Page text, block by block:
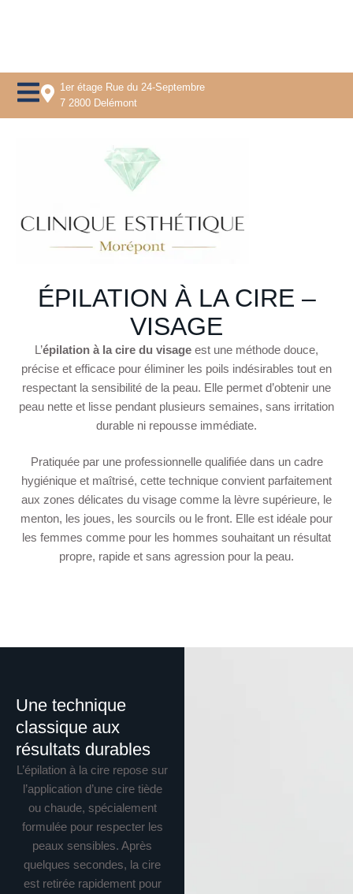
1er étage Rue du 24-Septembre
7 2800 Delémont
ÉPILATION À LA CIRE –
VISAGE
L’épilation à la cire du visage est une méthode douce,
précise et efficace pour éliminer les poils indésirables tout en
respectant la sensibilité de la peau. Elle permet d’obtenir une
peau nette et lisse pendant plusieurs semaines, sans irritation
durable ni repousse immédiate.
Pratiquée par une professionnelle qualifiée dans un cadre
hygiénique et maîtrisé, cette technique convient parfaitement
aux zones délicates du visage comme la lèvre supérieure, le
menton, les joues, les sourcils ou le front. Elle est idéale pour
les femmes comme pour les hommes souhaitant un résultat
propre, rapide et sans agression pour la peau.
Une technique
classique aux
résultats durables
L’épilation à la cire repose sur
l’application d’une cire tiède
ou chaude, spécialement
formulée pour respecter les
peaux sensibles. Après
quelques secondes, la cire
est retirée rapidement pour